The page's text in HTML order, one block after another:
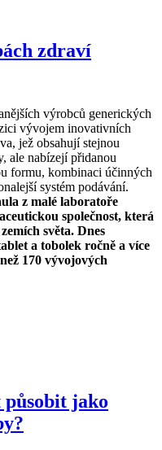
zdraví
výrobců generických
vývojem inovativních
jež obsahují stejnou
ale nabízejí přidanou
formu, kombinaci účinných
systém podávání.
z malé laboratoře
společnost, která
světa. Dnes
a tobolek ročně a více
170 vývojových
působit jako